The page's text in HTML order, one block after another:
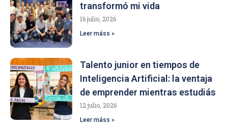
transformó mi vida
16 julio, 2026
Leer máss »
Talento junior en tiempos de
Inteligencia Artificial: la ventaja
de emprender mientras estudiás
12 julio, 2026
Leer máss »